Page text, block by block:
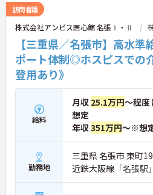
訪問看護
株式会社アンビス医心館 名張Ⅰ・Ⅱ
【三重県／名張市】高水
ポート体制◎ホスピスでの
登用あり》
給料
月収 25.1万円～程度
想定
年収351万円～※想
勤務地
三重県 名張市 東町
近鉄大阪線「名張駅